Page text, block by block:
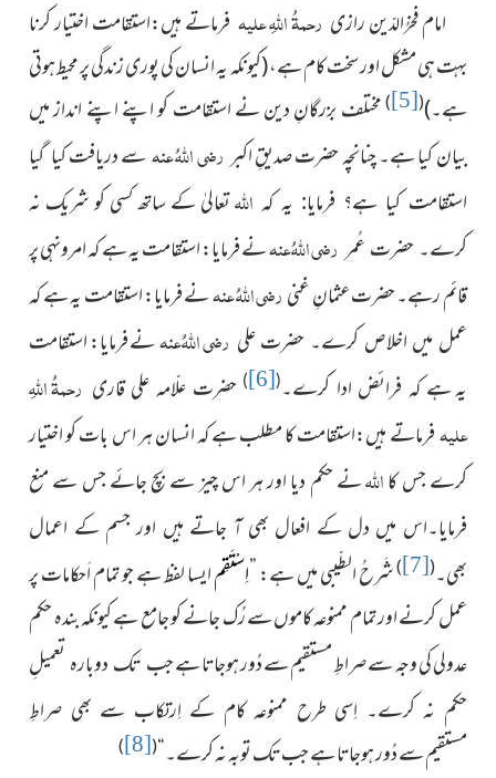
امام فخرُالدّین رازی رحمۃُ اللہِ علیہ فرماتے ہیں:استقامت اختیارکرنا
بہت ہی مشکل اور سخت کام ہے، (کیونکہ یہ انسان کی پوری زندگی پر محیط ہوتی
ہے۔)(
[5]
)مختلف بزرگانِ دین نے استقامت کو اپنے اپنے انداز میں
بیان کیا ہے۔ چنانچہ حضرت صدیقِ اکبررضی اللہُ عنہسے دریافتکیا گیا
استقامت کیا ہے؟ فرمایا: یہ کہ اللہتعالیٰ کے ساتھ کسی کو شریک نہ
کرے۔ حضرت عُمر رضی اللہُ عنہنے فرمایا:استقامت یہ ہے کہ امرونہیپر
قائم رہے۔ حضرت عثمانِ غنیرضی اللہُ عنہنے فرمایا: استقامت یہ ہےکہ
عمل میں اخلاص کرے۔ حضرت علی رضی اللہُ عنہنے فرمایا: استقامت
یہہے کہ فرائض ادا کرے۔(
[6]
) حضرت علّامہ علی قاری رحمۃُ اللہِ
علیہفرماتے ہیں:استقامت کا مطلب ہے کہ انسان ہر اس بات کو اختیار
کرے جس کااللہنے حکم دیا اور ہر اس چیز سے بچ جائے جس سےمنع
فرمایا۔اس میں دل کے افعال بھی آ جاتے ہیں اور جسم کے اعمال
بھی۔(
[7]
)شَرحُ الطّیبی میں ہے: ”اِسْتَقِمایسا لفظ ہے جو تمام اَحکامات پر
عمل کرنے اور تمام ممنوعہ کاموں سے رُک جانے کو جامع ہے کیونکہ بندہ حکم
عدولی کی وجہ سے صراطِ مستقیم سے دُور ہوجاتا ہےجب تک دوبارہ تعمیلِ
حکم نہ کرے۔ اِسی طرح ممنوعہ کام کے اِرتکاب سے بھی صراطِ
مستقیم سے دُور ہوجاتا ہے جب تک توبہ نہ کرے۔“(
[8]
)